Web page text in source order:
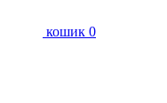
кошик 0